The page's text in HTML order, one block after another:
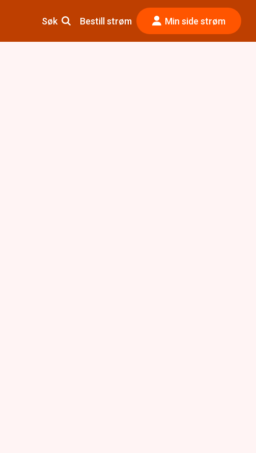
Søk Bestill strøm Min side strøm